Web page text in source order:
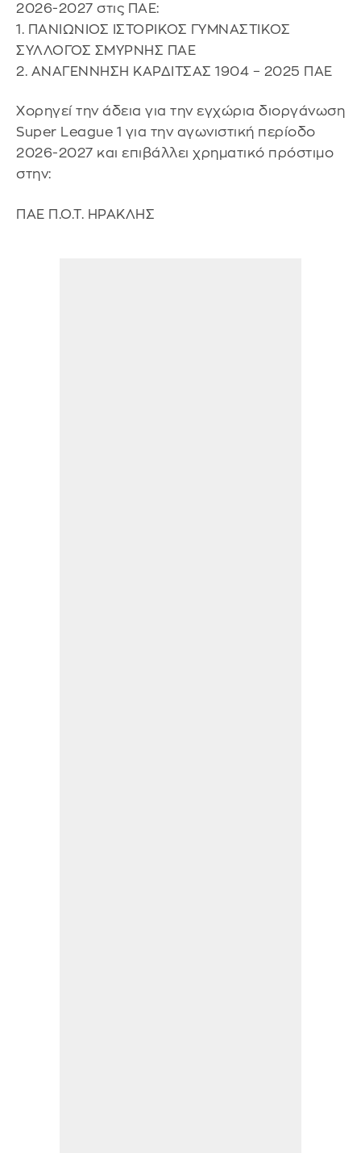
2026-2027 στις ΠΑΕ:
1. ΠΑΝΙΩΝΙΟΣ ΙΣΤΟΡΙΚΟΣ ΓΥΜΝΑΣΤΙΚΟΣ
ΣΥΛΛΟΓΟΣ ΣΜΥΡΝΗΣ ΠΑΕ
2. ΑΝΑΓΕΝΝΗΣΗ ΚΑΡΔΙΤΣΑΣ 1904 – 2025 ΠΑΕ
Χορηγεί την άδεια για την εγχώρια διοργάνωση
Super League 1 για την αγωνιστική περίοδο
2026-2027 και επιβάλλει χρηματικό πρόστιμο
στην:
ΠΑΕ Π.Ο.Τ. ΗΡΑΚΛΗΣ